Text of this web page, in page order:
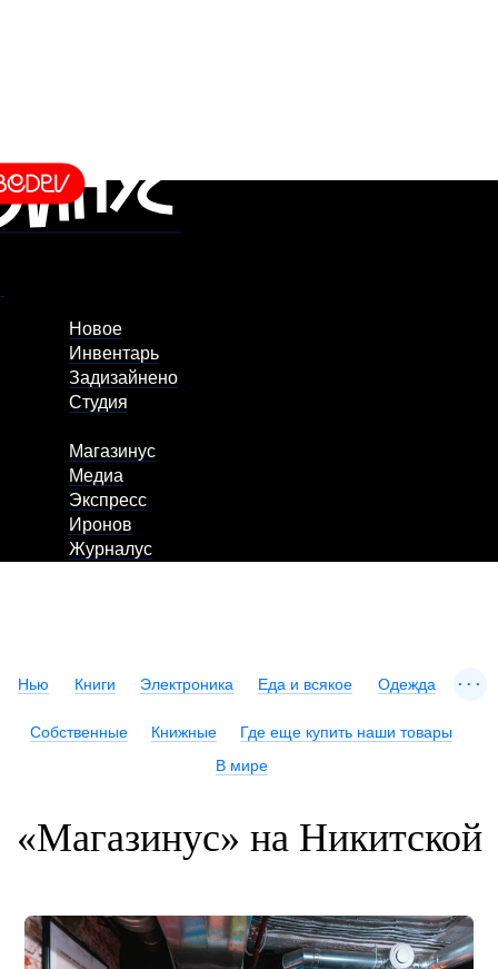
Новое
Инвентарь
Задизайнено
Студия
Магазинус
Медиа
Экспресс
Иронов
Журналус
Нью Книги Электроника Еда и всякое Одежда ...
Собственные Книжные
Где еще купить наши товары
В мире
«Магазинус» на Никитской